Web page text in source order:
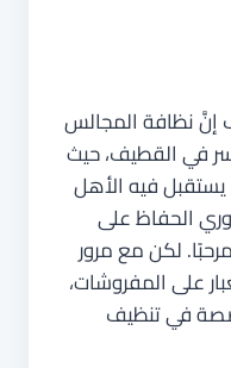
نظافة المجالس
في القطيف، حيث
فيه الأهل
الحفاظ على
لكن مع مرور
على المفروشات،
في تنظيف